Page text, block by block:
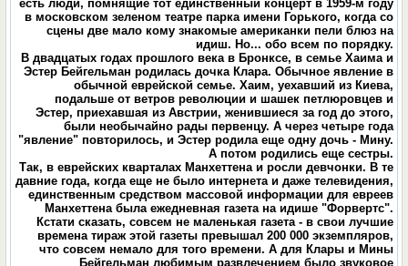
есть люди, помнящие тот единственный концерт в 1959-м году
в московском зеленом театре парка имени Горького, когда со
сцены две мало кому знакомые американки пели блюз на
идиш. Но... обо всем по порядку.
В двадцатых годах прошлого века в Бронксе, в семье Хаима и
Эстер Бейгельман родилась дочка Клара. Обычное явление в
обычной еврейской семье. Хаим, уехавший из Киева,
подальше от ветров революции и шашек петлюровцев и
Эстер, приехавшая из Австрии, женившиеся за год до этого,
были необычайно рады первенцу. А через четыре года
"явление" повторилось, и Эстер родила еще одну дочь - Мину.
А потом родились еще сестры.
Так, в еврейских кварталах Манхеттена и росли девчонки. В те
давние года, когда еще не было интернета и даже телевидения,
единственным средством массовой информации для евреев
Манхеттена была ежедневная газета на идише "Форвертс".
Кстати сказать, совсем не маленькая газета - в свои лучшие
времена тираж этой газеты превышал 200 000 экземпляров,
что совсем немало для того времени. А для Клары и Мины
Бейгельман любимым развлечением было звуковое